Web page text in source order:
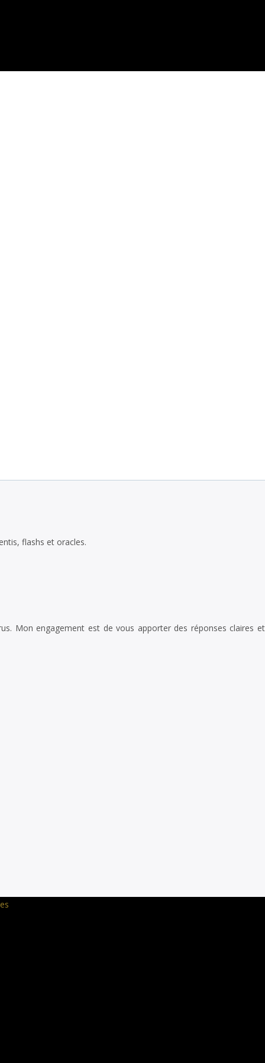
flashs et oracles.
Mon engagement est de vous apporter des réponses claires et